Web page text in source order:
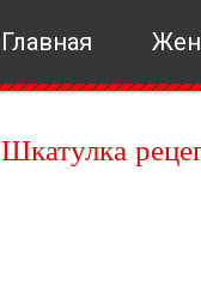
Главная
Шкатулка